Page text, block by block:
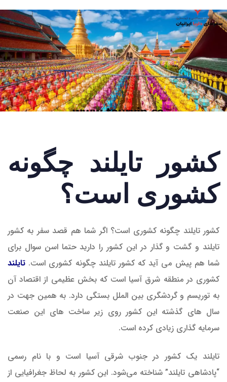
کشور تایلند چگونه
کشوری است؟
کشور تایلند چگونه کشوری است؟ اگر شما هم قصد سفر به کشور
تایلند و گشت و گذار در این کشور را دارید حتما اسن سوال برای
شما هم پیش می آید که کشور تایلند چگونه کشوری است. تایلند
کشوری در منطقه شرق آسیا است که بخش عظیمی از اقتصاد آن
به توریسم و گردشگری بین الملل بستگی دارد. به همین جهت در
سال های گذشته این کشور روی زیر ساخت های این صنعت
سرمایه گذاری زیادی کرده است.
تایلند یک کشور در جنوب شرقی آسیا است و با نام رسمی
“پادشاهی تایلند” شناخته می‌شود. این کشور به لحاظ جغرافیایی از